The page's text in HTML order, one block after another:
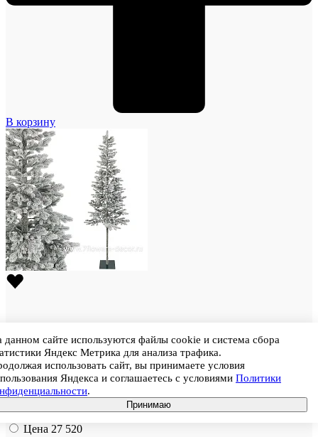
В корзину
Штрихкод4620017097259
Ель искусственная заснеженная "Королева Тянь Шаня" (ПЭ),
D80xH250 см
Цена 27 520
данном сайте используются файлы cookie и система сбора
Яндекс Метрика для анализа трафика.
использовать сайт, вы принимаете условия
Яндекса и соглашаетесь с условиями Политики
.
Принимаю